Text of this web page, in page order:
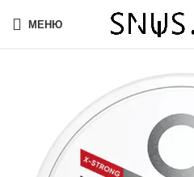
МЕНЮ